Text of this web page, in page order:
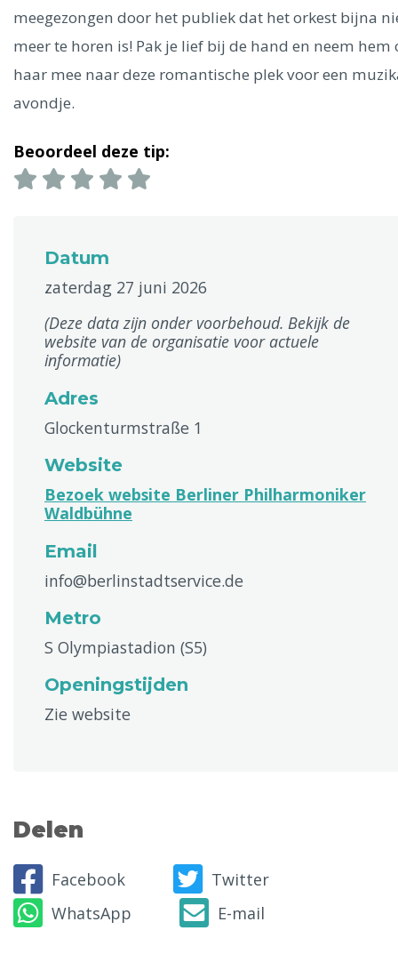
meegezongen door het publiek dat het orkest bijna
meer te horen is! Pak je lief bij de hand en neem hem
haar mee naar deze romantische plek voor een
avondje.
Beoordeel deze tip:
Datum
zaterdag 27 juni 2026
(Deze data zijn onder voorbehoud. Bekijk de
website van de organisatie voor actuele
informatie)
Adres
Glockenturmstraße 1
Website
Bezoek website Berliner Philharmoniker
Waldbühne
Email
info@berlinstadtservice.de
Metro
S Olympiastadion (S5)
Openingstijden
Zie website
Delen
Facebook
Twitter
WhatsApp
E-mail